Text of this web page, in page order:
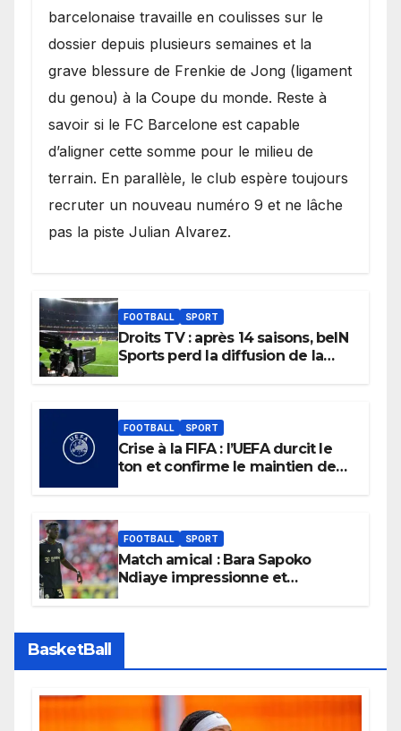
barcelonaise travaille en coulisses sur le
dossier depuis plusieurs semaines et la
grave blessure de Frenkie de Jong (ligament
du genou) à la Coupe du monde. Reste à
savoir si le FC Barcelone est capable
d’aligner cette somme pour le milieu de
terrain. En parallèle, le club espère toujours
recruter un nouveau numéro 9 et ne lâche
pas la piste Julian Alvarez.
FOOTBALL SPORT
Droits TV : après 14 saisons, beIN
Sports perd la diffusion de la
FOOTBALL SPORT
Crise à la FIFA : l’UEFA durcit le
ton et confirme le maintien de
FOOTBALL SPORT
Match amical : Bara Sapoko
Ndiaye impressionne et
BasketBall